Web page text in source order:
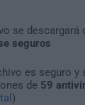
se descargará
seguros
es seguro y
de 59
)